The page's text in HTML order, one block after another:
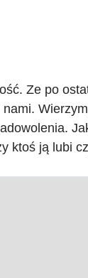
Ze po
ktoś ją lubi